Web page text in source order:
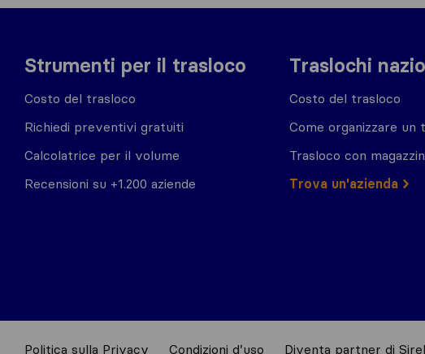
Strumenti per il trasloco
Costo del trasloco
Richiedi preventivi gratuiti
Calcolatrice per il volume
Recensioni su +1.200 aziende
Traslochi
Costo del trasloco
Come organizzare un
Trasloco con
Trova un'azienda
Politica sulla Privacy Condizioni d’uso Diventa partner di